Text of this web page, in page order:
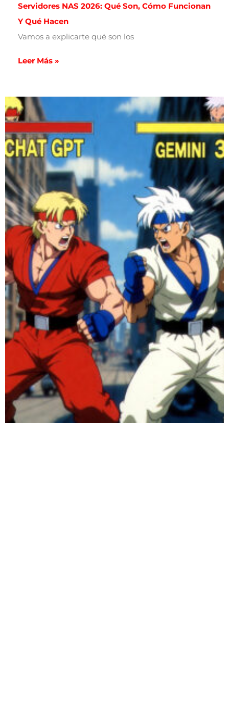
Servidores NAS 2026: Qué Son, Cómo Funcionan
Y Qué Hacen
Vamos a explicarte qué son los
Leer Más »